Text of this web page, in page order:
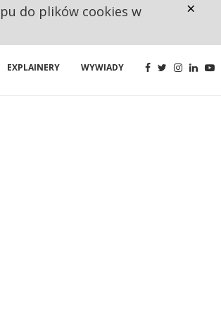
EXPLAINERY WYWIADY
do plików cookies w ×